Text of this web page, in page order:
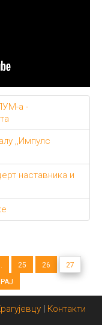
а -
,,Импулс
наставника и
25 26
27
| Контакти